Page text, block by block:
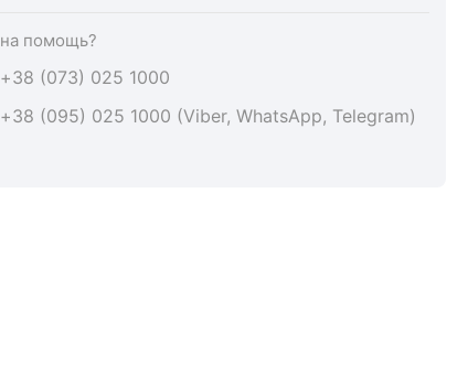
помощь?
(073) 025 1000
(095) 025 1000 (Viber, WhatsApp, Telegram)